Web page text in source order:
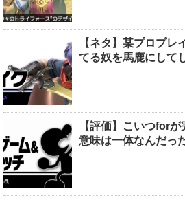
【ネタ】某プロプレ
てる奴を馬鹿にして
【評価】こいつfor
意味は一体なんだっ